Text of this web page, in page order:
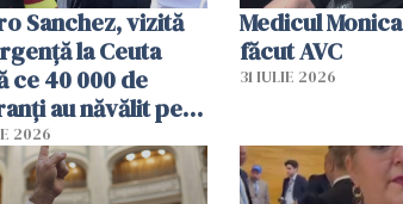
Sanchez, vizită
la Ceuta
ce 40 000 de
au năvălit pe
spaniol: „Vom
toate
2026
Medicul
făcut AVC
31 IULIE 2026